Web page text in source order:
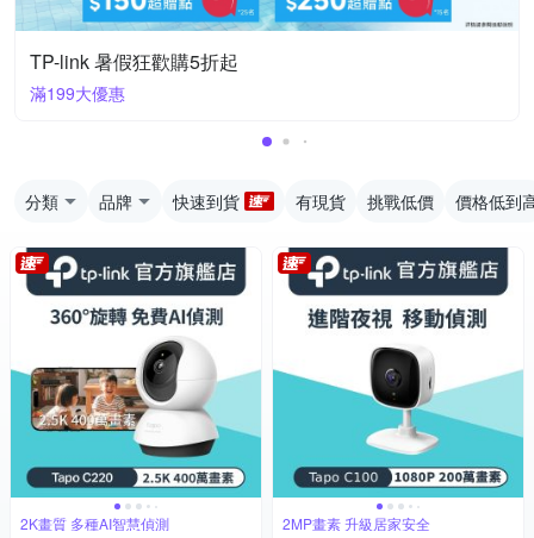
TP-link 暑假狂歡購5折起
滿199大優惠
分類 品牌 快速到貨 有現貨 挑戰低價 價格低到
2K畫質 多種AI智慧偵測 2MP畫素 升級居家安全